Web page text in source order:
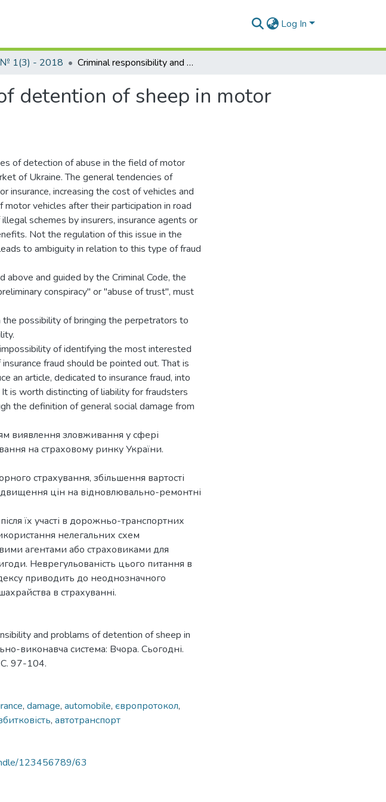
Log In
№ 1(3) - 2018 Criminal responsibility and problams of detention of sheep in motor insurance
detention of sheep in motor
of detection of abuse in the field of motor
of Ukraine. The general tendencies of
insurance, increasing the cost of vehicles and
motor vehicles after their participation in road
schemes by insurers, insurance agents or
Not the regulation of this issue in the
to ambiguity in relation to this type of fraud
above and guided by the Criminal Code, the
conspiracy" or "abuse of trust", must
possibility of bringing the perpetrators to
of identifying the most interested
fraud should be pointed out. That is
an article, dedicated to insurance fraud, into
It is worth distincting of liability for fraudsters
the definition of general social damage from
виявлення зловживання у сфері
на страховому ринку України.
страхування, збільшення вартості
цін на відновлювально-ремонтні
їх участі в дорожньо-транспортних
нелегальних схем
агентами або страховиками для
Неврегульованість цього питання в
приводить до неоднозначного
в страхуванні.
and problams of detention of sheep in
виконавча система: Вчора. Сьогодні.
97-104.
, damage, automobile, європротокол,
, автотранспорт
123456789/63